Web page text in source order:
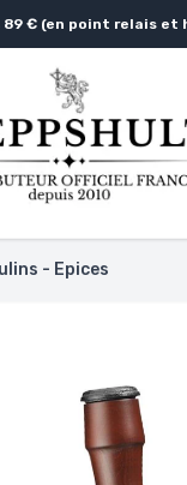
€ (en point relais et
- Epices